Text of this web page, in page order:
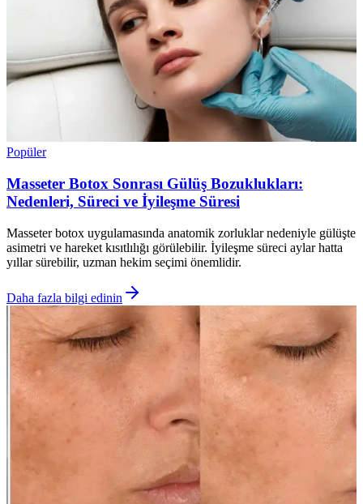
Popüler
Masseter Botox Sonrası Gülüş Bozuklukları:
Nedenleri, Süreci ve İyileşme Süresi
Masseter botox uygulamasında anatomik zorluklar nedeniyle gülüşte
asimetri ve hareket kısıtlılığı görülebilir. İyileşme süreci aylar hatta
yıllar sürebilir, uzman hekim seçimi önemlidir.
Daha fazla bilgi edinin